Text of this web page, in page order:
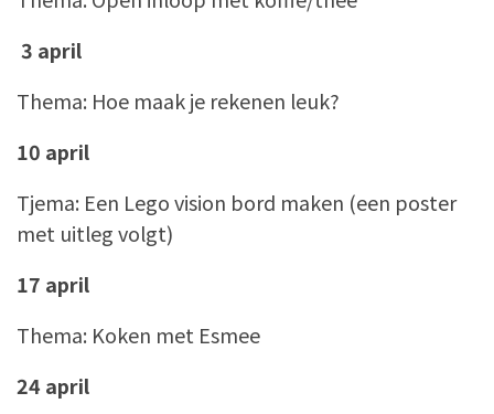
3 april
Thema: Hoe maak je rekenen leuk?
10 april
Tjema: Een Lego vision bord maken (een poster
met uitleg volgt)
17 april
Thema: Koken met Esmee
24 april